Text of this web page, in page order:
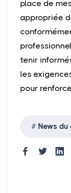
place de
appropriée
tenir
les
pour
News